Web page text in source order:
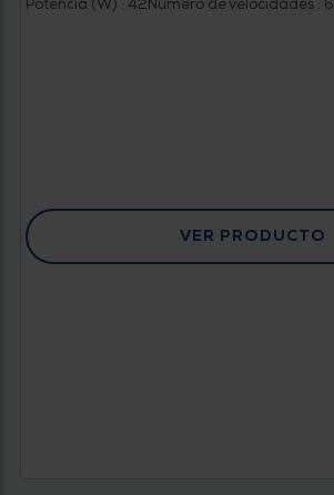
Potencia (W) : 42Número de velocidades : 6
VER PRODUCTO